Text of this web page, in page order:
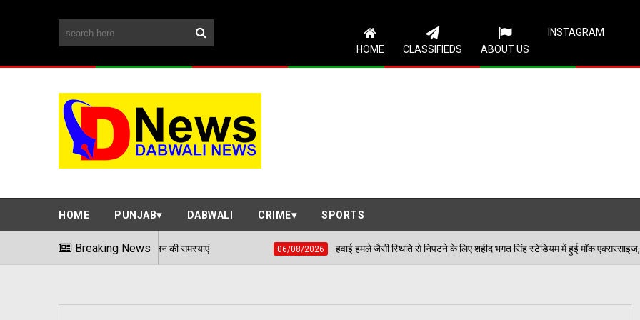
HOME CLASSIFIEDS ABOUT US
INSTAGRAM
HOME PUNJAB DABWALI CRIME SPORTS
Breaking News
शिविर में सुनी आमजन की समस्याएं 06/08/2026 हवाई हमले जैसी स्थिति से निपटने के लिए शहीद भगत सिंह स्टेडियम में हुई मॉक एक्सरसाइज, आठ घायलों का किया